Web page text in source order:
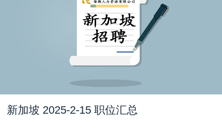
新加坡 2025-2-15 职位汇总